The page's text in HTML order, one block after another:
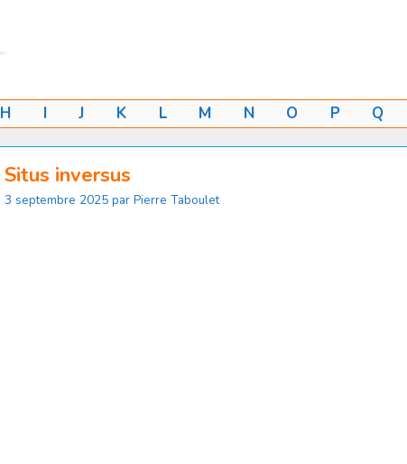
H I J K L M N O P Q
Situs inversus
3 septembre 2025 par Pierre Taboulet